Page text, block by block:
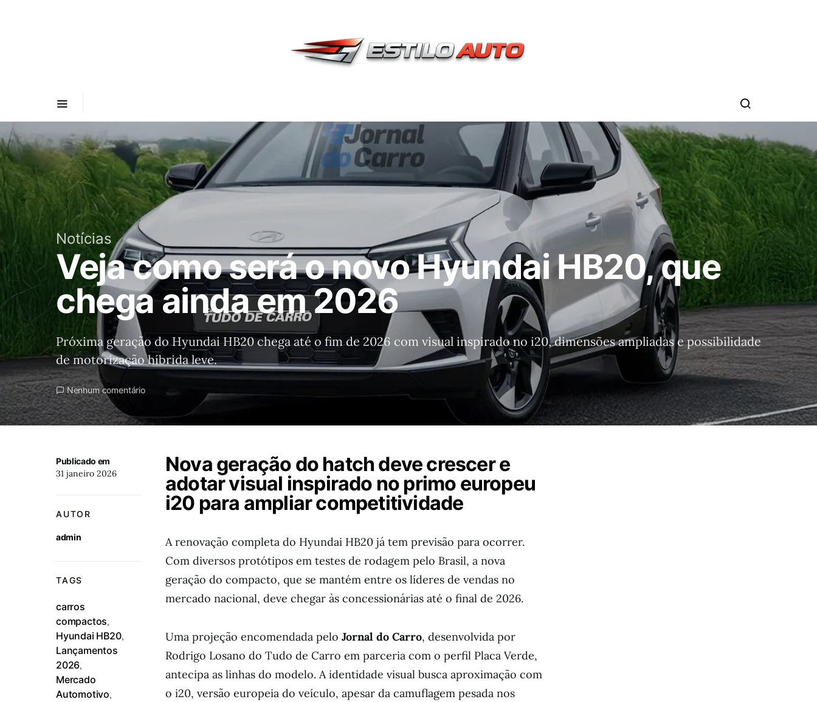
Notícias
Veja como será o novo Hyundai HB20, que
chega ainda em 2026
Próxima geração do Hyundai HB20 chega até o fim de 2026 com visual inspirado no i20, dimensões ampliadas e possibilidade
de motorização híbrida leve.
Nenhum comentário
Publicado em
31 janeiro 2026
AUTOR
admin
TAGS
carros
compactos,
Hyundai HB20,
Lançamentos
2026,
Mercado
Automotivo,
Nova geração do hatch deve crescer e
adotar visual inspirado no primo europeu
i20 para ampliar competitividade
A renovação completa do Hyundai HB20 já tem previsão para ocorrer.
Com diversos protótipos em testes de rodagem pelo Brasil, a nova
geração do compacto, que se mantém entre os líderes de vendas no
mercado nacional, deve chegar às concessionárias até o final de 2026.
Uma projeção encomendada pelo Jornal do Carro, desenvolvida por
Rodrigo Losano do Tudo de Carro em parceria com o perfil Placa Verde,
antecipa as linhas do modelo. A identidade visual busca aproximação com
o i20, versão europeia do veículo, apesar da camuflagem pesada nos